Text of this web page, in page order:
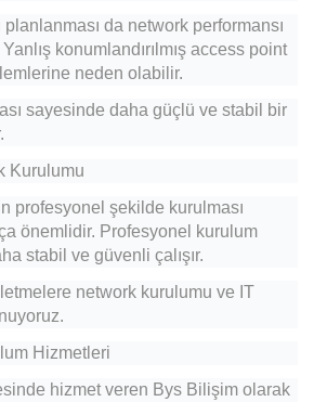
planlanması da network performansı
konumlandırılmış access point
neden olabilir.
sayesinde daha güçlü ve stabil bir
Kurulumu
profesyonel şekilde kurulması
önemlidir. Profesyonel kurulum
stabil ve güvenli çalışır.
network kurulumu ve IT
Hizmetleri
hizmet veren Bys Bilişim olarak